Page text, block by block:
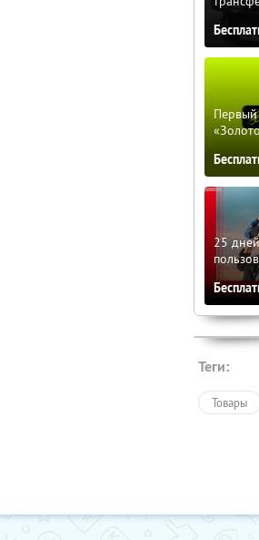
Первый
25
Теги:
Товары